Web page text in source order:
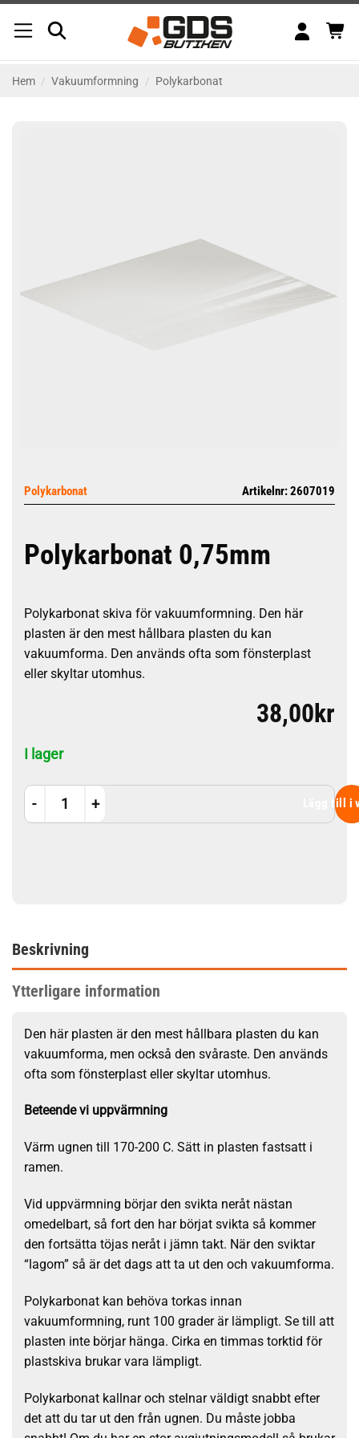
Hem / Vakuumformning / Polykarbonat
Polykarbonat Artikelnr: 2607019
Polykarbonat 0,75mm
Polykarbonat skiva för vakuumformning. Den här
plasten är den mest hållbara plasten du kan
vakuumforma. Den används ofta som fönsterplast
eller skyltar utomhus.
38,00kr
I lager
Polykarbonat 0,75mm mängd
Lägg till i
Beskrivning
Ytterligare information
Den här plasten är den mest hållbara plasten du kan
vakuumforma, men också den svåraste. Den används
ofta som fönsterplast eller skyltar utomhus.
Beteende vi uppvärmning
Värm ugnen till 170-200 C. Sätt in plasten fastsatt i
ramen.
Vid uppvärmning börjar den svikta neråt nästan
omedelbart, så fort den har börjat svikta så kommer
den fortsätta töjas neråt i jämn takt. När den sviktar
“lagom” så är det dags att ta ut den och vakuumforma.
Polykarbonat kan behöva torkas innan
vakuumformning, runt 100 grader är lämpligt. Se till att
plasten inte börjar hänga. Cirka en timmas torktid för
plastskiva brukar vara lämpligt.
Polykarbonat kallnar och stelnar väldigt snabbt efter
det att du tar ut den från ugnen. Du måste jobba